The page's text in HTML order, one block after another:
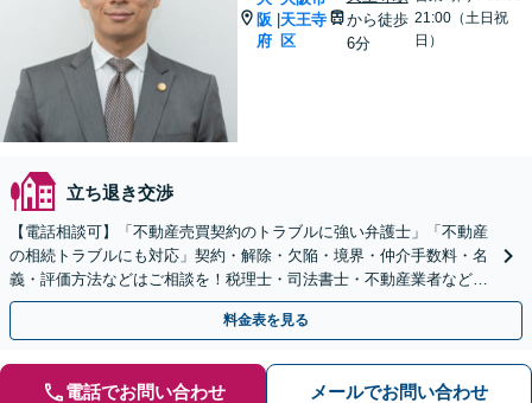
阪
府
天王寺
区
から徒歩
6分
21:00（土日祝
日）
立ち退き交渉
【電話相談可】「不動産売買契約のトラブルに強い弁護士」「不動産
の相続トラブルにも対応」契約・解除・欠陥・境界・仲介手数料・名
義・評価方法などはご相談を！税理士・司法書士・不動産業者などと
連携対応◎【英語・韓国語対応】
料金表を見る
電話でお問い合わせ メールでお問い合わせ